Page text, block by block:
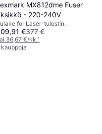
MX812dme Fuser
- 220-240V
for Laser-tulostin:
€377 €
36,67 €/kk.¹
kauppoja